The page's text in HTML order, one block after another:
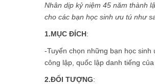
Nhân dịp kỷ niệm 45 năm thành
cho các bạn học sinh ưu tú như
1.MỤC ĐÍCH:
-Tuyển chọn những bạn học
công lập, quốc lập danh tiếng của
2.ĐỐI TƯỢNG: